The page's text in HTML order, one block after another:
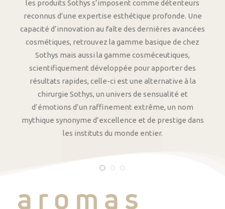
les produits Sothys s’imposent comme détenteurs
reconnus d’une expertise esthétique profonde. Une
capacité d’innovation au faîte des dernières avancées
cosmétiques, retrouvez la gamme basique de chez
Sothys mais aussi la gamme cosméceutiques,
scientifiquement développée pour apporter des
résultats rapides, celle-ci est une alternative à la
chirurgie Sothys, un univers de sensualité et
d’émotions d’un raffinement extrême, un nom
mythique synonyme d’excellence et de prestige dans
les instituts du monde entier.